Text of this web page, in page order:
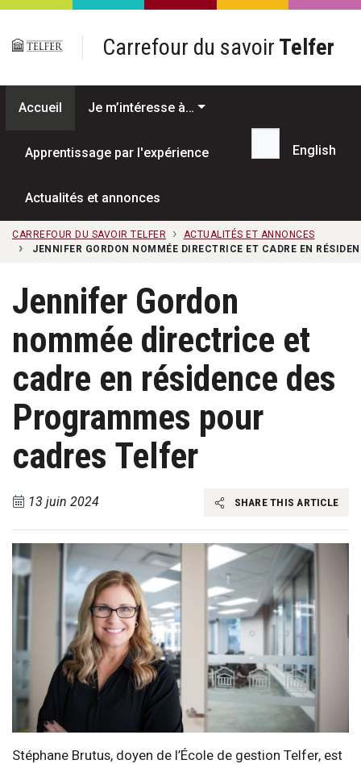
Passer au contenu principal
Carrefour du savoir Telfer
Accueil Je m’intéresse à…
Apprentissage par l'expérience
Actualités et annonces
Recherche...
English
CARREFOUR DU SAVOIR TELFER
ACTUALITÉS ET ANNONCES
JENNIFER GORDON NOMMÉE DIRECTRICE ET CADRE EN
Jennifer Gordon
nommée directrice et
cadre en résidence des
Programmes pour
cadres Telfer
13 juin 2024 SHARE THIS ARTICLE
Stéphane Brutus, doyen de l’École de gestion Telfer, est